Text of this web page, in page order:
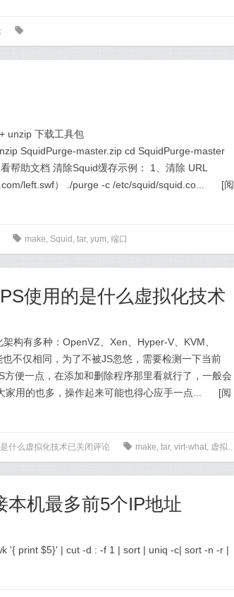
0
unzip 下载工具包
SquidPurge-master.zip cd SquidPurge-master
帮助文档 清除Squid缓存示例： 1、清除 URL
left.swf） ./purge -c /etc/squid/squid.co...
[阅
0 make, Squid , tar, yum, 端口
使用的是什么虚拟化技术
构有多种：OpenVZ、Xen、Hyper-V、KVM、
不仅相同，为了不被JS忽悠，需要检测一下当前
便一点，在添加和删除程序那里看就行了，一般会
用的也多，操作起来可能也得心应手一点...
[阅
什么虚拟化技术已关闭评论 0 make, tar, virt-what, 虚拟化
本机最多前5个IP地址
'{ print $5}' | cut -d : -f 1 | sort | uniq -c| sort -n -r |